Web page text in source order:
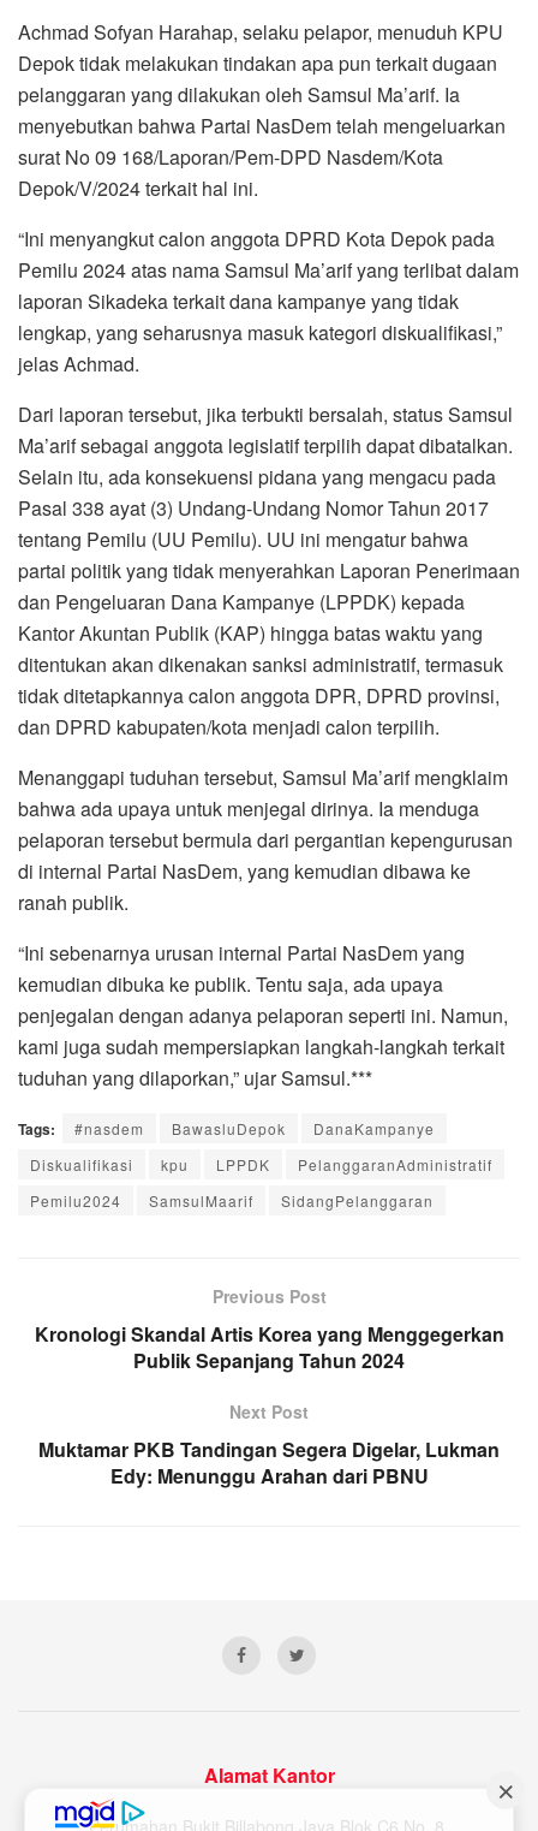
Achmad Sofyan Harahap, selaku pelapor, menuduh KPU
Depok tidak melakukan tindakan apa pun terkait dugaan
pelanggaran yang dilakukan oleh Samsul Ma’arif. Ia
menyebutkan bahwa Partai NasDem telah mengeluarkan
surat No 09 168/Laporan/Pem-DPD Nasdem/Kota
Depok/V/2024 terkait hal ini.
“Ini menyangkut calon anggota DPRD Kota Depok pada
Pemilu 2024 atas nama Samsul Ma’arif yang terlibat dalam
laporan Sikadeka terkait dana kampanye yang tidak
lengkap, yang seharusnya masuk kategori diskualifikasi,”
jelas Achmad.
Dari laporan tersebut, jika terbukti bersalah, status Samsul
Ma’arif sebagai anggota legislatif terpilih dapat dibatalkan.
Selain itu, ada konsekuensi pidana yang mengacu pada
Pasal 338 ayat (3) Undang-Undang Nomor Tahun 2017
tentang Pemilu (UU Pemilu). UU ini mengatur bahwa
partai politik yang tidak menyerahkan Laporan Penerimaan
dan Pengeluaran Dana Kampanye (LPPDK) kepada
Kantor Akuntan Publik (KAP) hingga batas waktu yang
ditentukan akan dikenakan sanksi administratif, termasuk
tidak ditetapkannya calon anggota DPR, DPRD provinsi,
dan DPRD kabupaten/kota menjadi calon terpilih.
Menanggapi tuduhan tersebut, Samsul Ma’arif mengklaim
bahwa ada upaya untuk menjegal dirinya. Ia menduga
pelaporan tersebut bermula dari pergantian kepengurusan
di internal Partai NasDem, yang kemudian dibawa ke
ranah publik.
“Ini sebenarnya urusan internal Partai NasDem yang
kemudian dibuka ke publik. Tentu saja, ada upaya
penjegalan dengan adanya pelaporan seperti ini. Namun,
kami juga sudah mempersiapkan langkah-langkah terkait
tuduhan yang dilaporkan,” ujar Samsul.***
Tags: #nasdem BawasluDepok
DanaKampanye
Diskualifikasi
kpu LPPDK
PelanggaranAdministratif
Pemilu2024
SamsulMaarif SidangPelanggaran
Previous Post
Kronologi Skandal Artis Korea yang Menggegerkan
Publik Sepanjang Tahun 2024
Next Post
Muktamar PKB Tandingan Segera Digelar, Lukman
Edy: Menunggu Arahan dari PBNU
Alamat Kantor
Perumahan Bukit Billabong Jaya Blok C6 No. 8,